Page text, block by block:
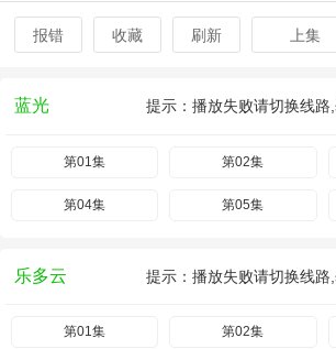
报错 收藏 刷新 上集
蓝光 提示：播放失败请切换线
第01集 第02集
第04集 第05集
乐多云 提示：播放失败请切换线
第01集 第02集